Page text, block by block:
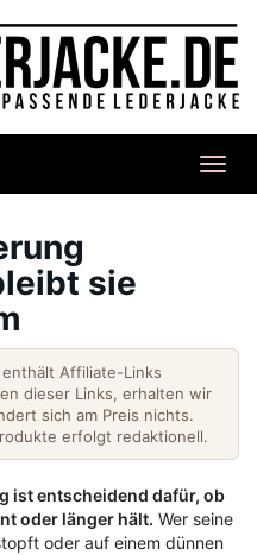
sie
Affiliate-Links
dieser Links, erhalten wir
sich am Preis nichts.
erfolgt redaktionell.
ist entscheidend dafür, ob
oder länger hält. Wer seine
oder auf einem dünnen